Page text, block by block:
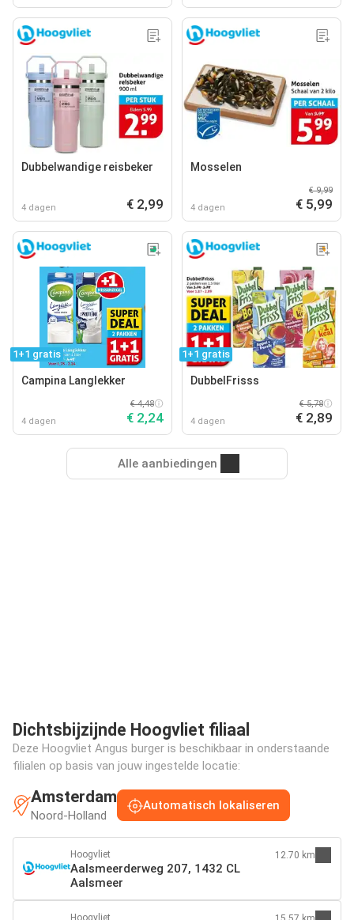
Dubbelwandige reisbeker
4 dagen € 2,99
Mosselen
4 dagen
€ 9,99
€ 5,99
1+1 gratis
Campina Langlekker
4 dagen
€ 4,48
€ 2,24
1+1 gratis
DubbelFrisss
4 dagen
€ 5,78
€ 2,89
Alle aanbiedingen
Dichtsbijzijnde Hoogvliet filiaal
Deze Hoogvliet Angus burger is beschikbaar in onderstaande
filialen op basis van jouw ingestelde locatie:
Amsterdam
Noord-Holland
Automatisch lokaliseren
Hoogvliet
Aalsmeerderweg 207, 1432 CL
Aalsmeer
12.70 km
Hoogvliet